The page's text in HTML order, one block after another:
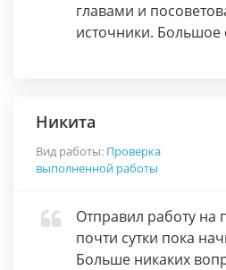
главами и
источники. Большое
Никита
Вид работы: Проверка
выполненной работы
Отправил работу на
почти сутки пока
Больше никаких